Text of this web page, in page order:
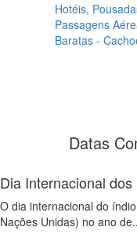
Hotéis,
Passagens
Baratas -
Datas
Dia Internacional
O dia internacional do
Nações Unidas) no ano